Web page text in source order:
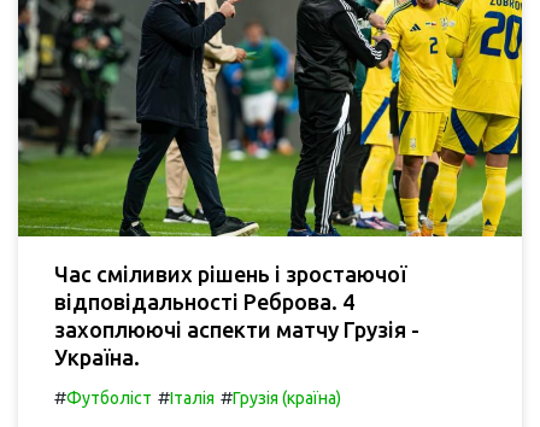
Час сміливих рішень і зростаючої
відповідальності Реброва. 4
захоплюючі аспекти матчу Грузія -
Україна.
#Футболіст #Італія #Грузія (країна)